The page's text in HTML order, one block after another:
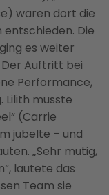
waren dort die
Die
es weiter
Der Auftritt bei
Performance,
Lilith musste
(Carrie
jubelte – und
„Sehr mutig,
lautete das
Team sie